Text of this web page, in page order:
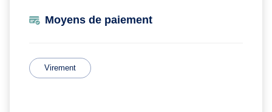
Moyens de paiement
Virement